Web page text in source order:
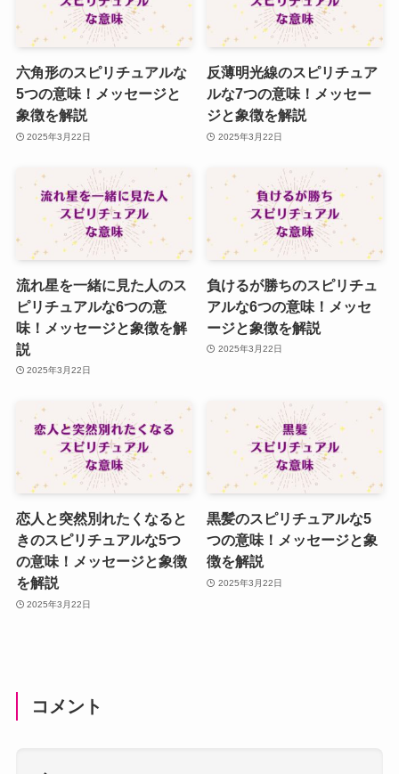
六角形のスピリチュアルな
5つの意味！メッセージと
象徴を解説
2025年3月22日
反薄明光線のスピリチュア
ルな7つの意味！メッセー
ジと象徴を解説
2025年3月22日
流れ星を一緒に見た人のス
ピリチュアルな6つの意
味！メッセージと象徴を解
説
2025年3月22日
負けるが勝ちのスピリチュ
アルな6つの意味！メッセ
ージと象徴を解説
2025年3月22日
恋人と突然別れたくなると
きのスピリチュアルな5つ
の意味！メッセージと象徴
を解説
2025年3月22日
黒髪のスピリチュアルな5
つの意味！メッセージと象
徴を解説
2025年3月22日
コメント